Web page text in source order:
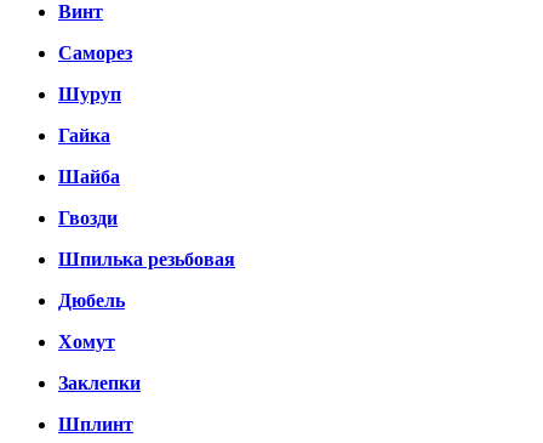
Винт
Саморез
Шуруп
Гайка
Шайба
Гвозди
Шпилька резьбовая
Дюбель
Хомут
Заклепки
Шплинт